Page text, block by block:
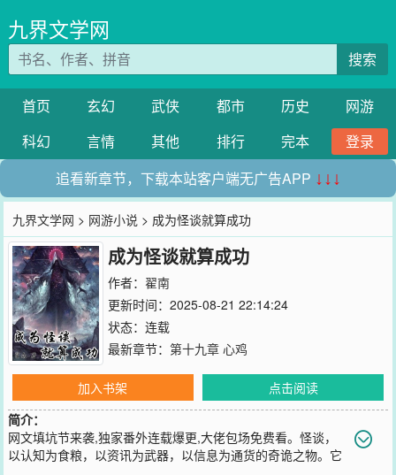
九界文学网
搜索
首页 玄幻 武侠 都市 历史
网游
科幻
言情 其他 排行 完本
登录
追看新章节，下载本站客户端无广告APP ↓↓↓
九界文学网 > 网游小说 > 成为怪谈就算成功
成为怪谈就算成功
作者： 翟南
更新时间：2025-08-21 22:14:24
状态：连载
最新章节： 第十九章 心鸡
加入书架
点击阅读
简介：
网文填坑节来袭,独家番外连载爆更,大佬包场免费看。怪谈，
以认知为食粮，以资讯为武器，以信息为通货的奇诡之物。它